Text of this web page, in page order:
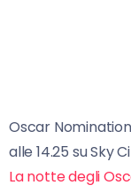
Oscar
alle 14.25 su Sky
La notte degli